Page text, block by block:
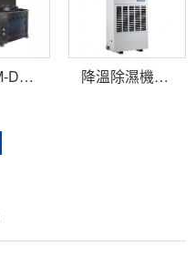
TLX-03M-D吊頂管道調溫降溫除濕機 降溫除濕機TLX-CF10(12/15/20/30)/J